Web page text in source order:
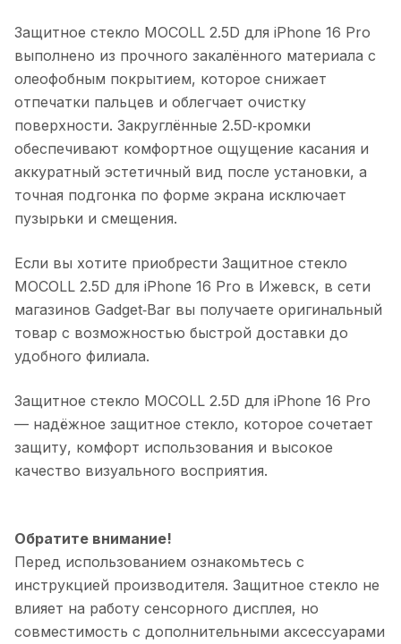
Защитное стекло MOCOLL 2.5D для iPhone 16 Pro
выполнено из прочного закалённого материала с
олеофобным покрытием, которое снижает
отпечатки пальцев и облегчает очистку
поверхности. Закруглённые 2.5D‑кромки
обеспечивают комфортное ощущение касания и
аккуратный эстетичный вид после установки, а
точная подгонка по форме экрана исключает
пузырьки и смещения.
Если вы хотите приобрести Защитное стекло
MOCOLL 2.5D для iPhone 16 Pro в Ижевск, в сети
магазинов Gadget‑Bar вы получаете оригинальный
товар с возможностью быстрой доставки до
удобного филиала.
Защитное стекло MOCOLL 2.5D для iPhone 16 Pro
— надёжное защитное стекло, которое сочетает
защиту, комфорт использования и высокое
качество визуального восприятия.
Обратите внимание!
Перед использованием ознакомьтесь с
инструкцией производителя. Защитное стекло не
влияет на работу сенсорного дисплея, но
совместимость с дополнительными аксессуарами